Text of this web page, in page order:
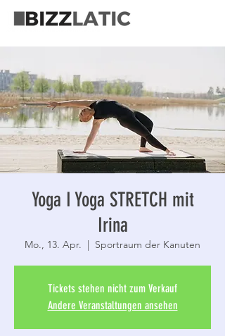
Yoga I Yoga STRETCH mit
Irina
Mo., 13. Apr.
  |
Sportraum der Kanuten
Tickets stehen nicht zum Verkauf
Andere Veranstaltungen ansehen